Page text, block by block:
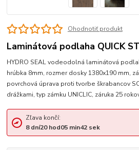
Ohodnotiť produkt
Laminátová podlaha QUICK
HYDRO SEAL vodeodolná laminátová
hrúbka 8mm, rozmer dosky 1380x190 mm,
povrchová úprava proti tvorbe škrabancov
drážkami, typ zámku UNICLIC, záruka 25
Zľava končí:
8 dní20hod05min42sek